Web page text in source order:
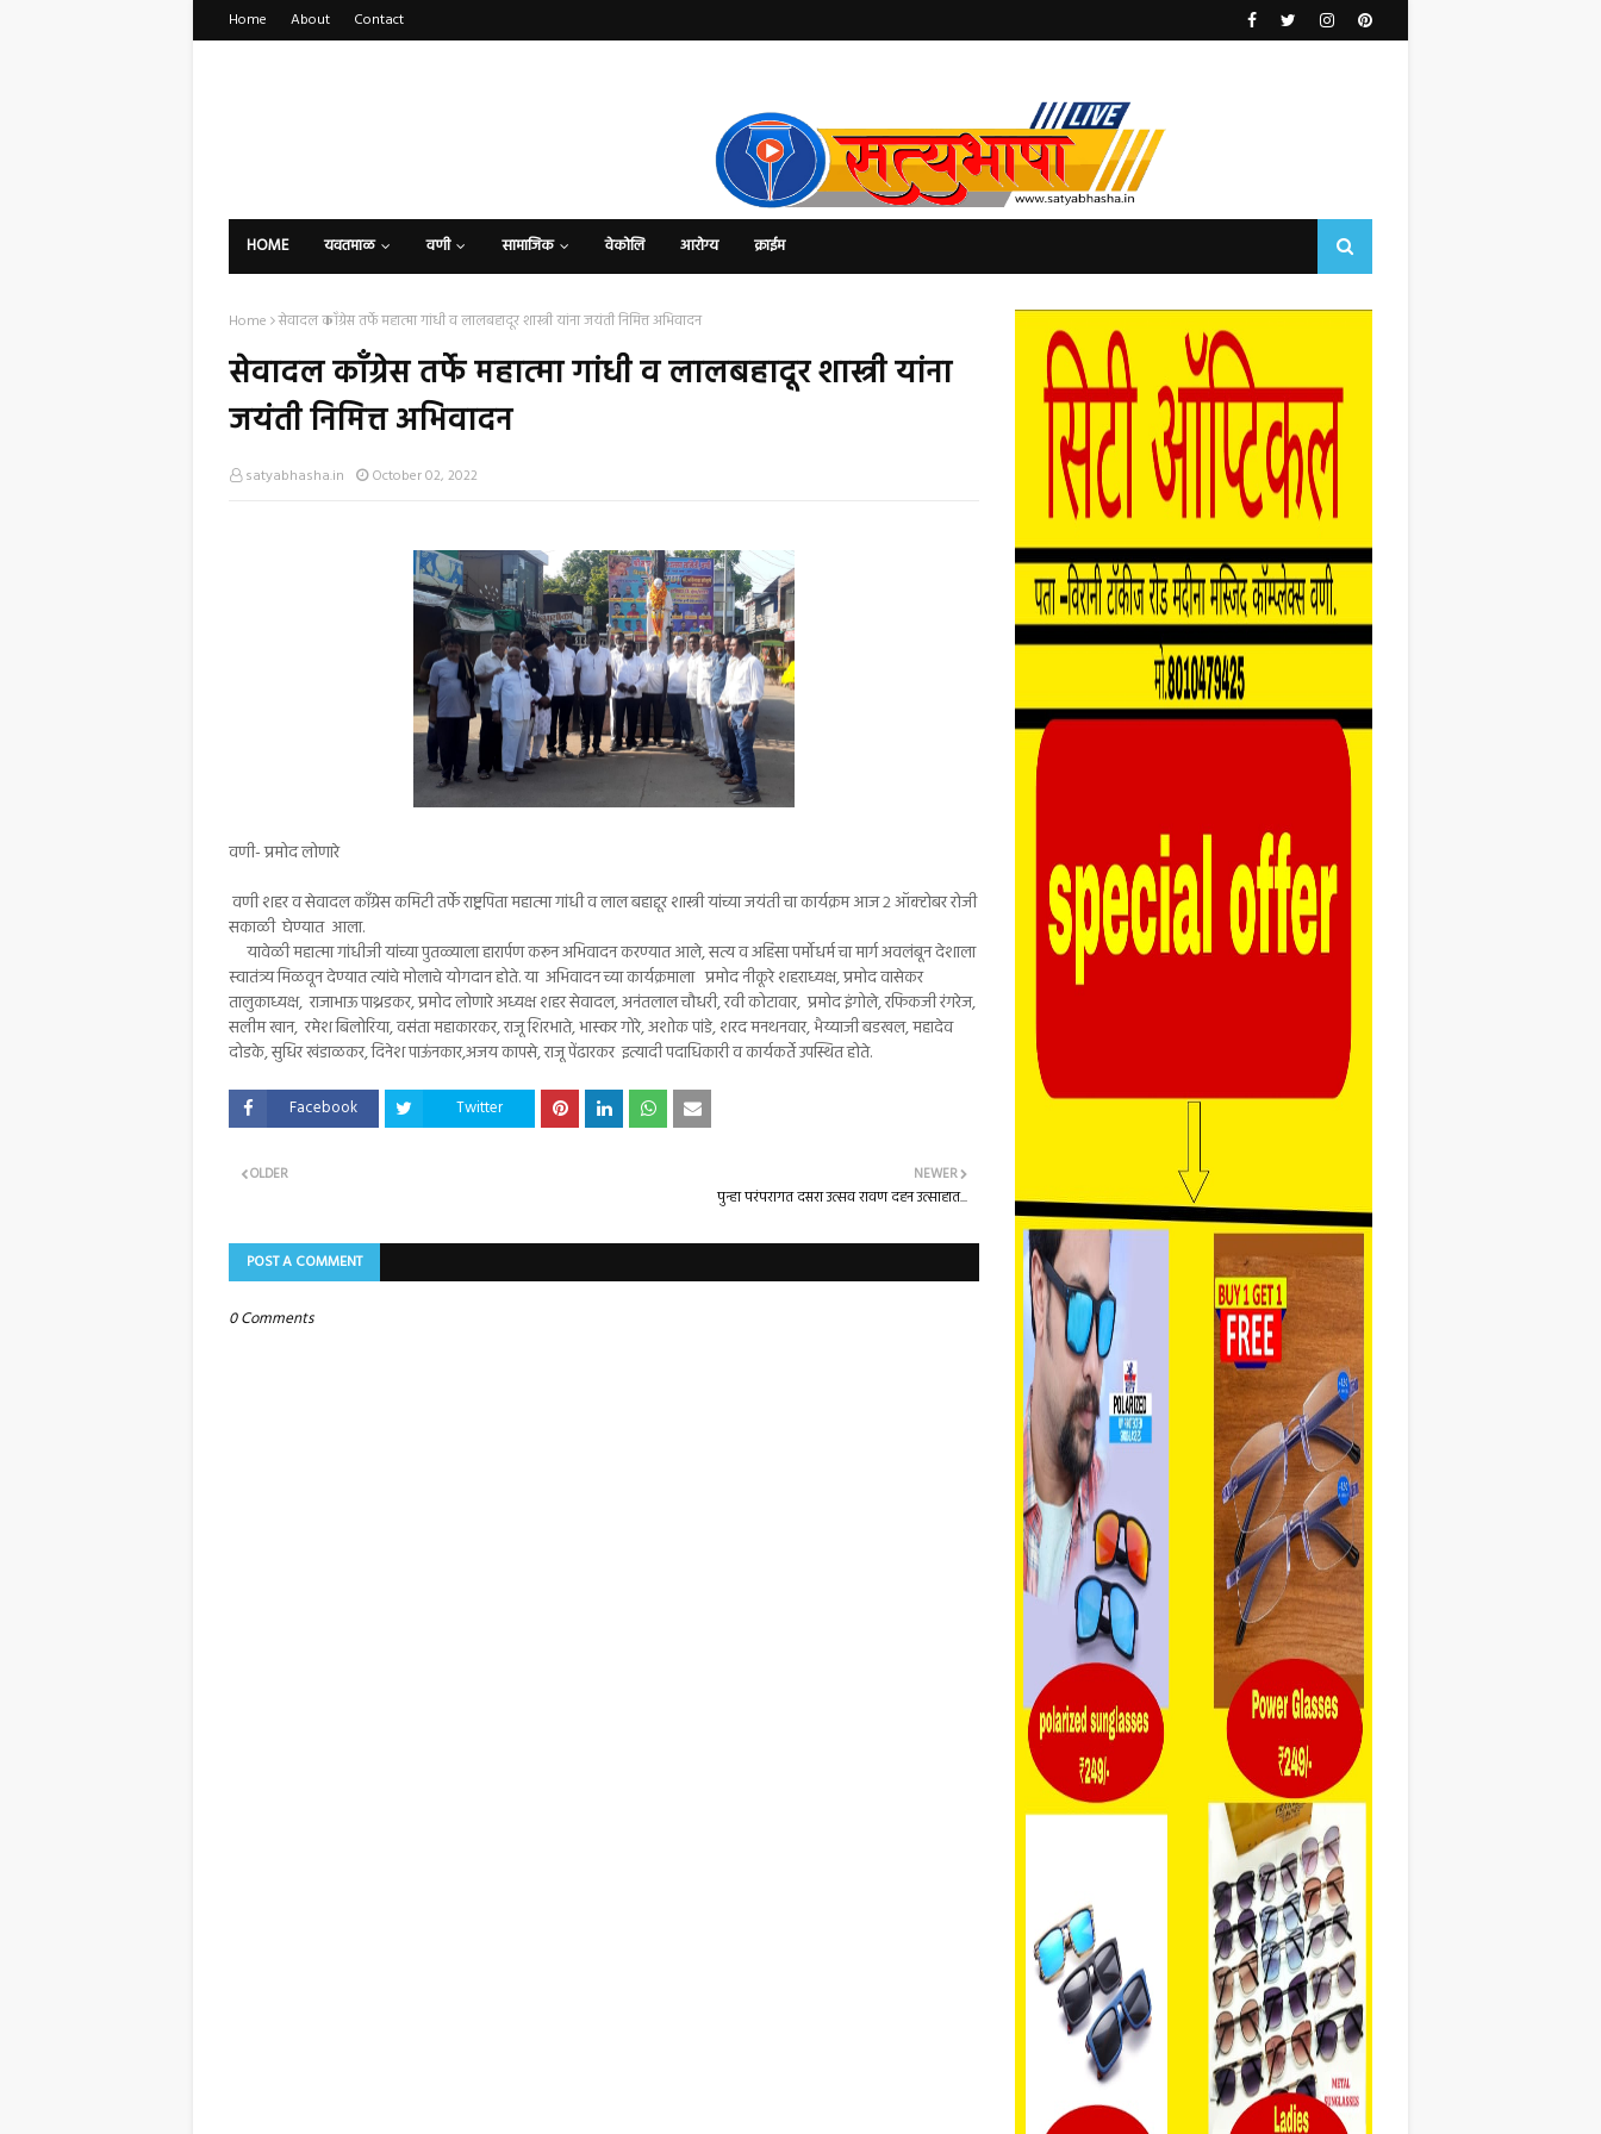
Home About Contact
HOME यवतमाळ वणी सामाजिक वेकोलि आरोग्य क्राईम
Home सेवादल कॉंग्रेस तर्फे महात्मा गांधी व लालबहादूर शास्त्री यांना जयंती निमित्त अभिवादन
सेवादल कॉंग्रेस तर्फे महात्मा गांधी व लालबहादूर शास्त्री यांना
जयंती निमित्त अभिवादन
satyabhasha.in October 02, 2022
वणी- प्रमोद लोणारे
वणी शहर व सेवादल काँग्रेस कमिटी तर्फे राष्ट्रपिता महात्मा गांधी व लाल बहाद्दूर शास्त्री यांच्या जयंती चा कार्यक्रम आज २ ऑक्टोबर रोजी
सकाळी घेण्यात आला.
यावेळी महात्मा गांधीजी यांच्या पुतळ्याला हारार्पण करून अभिवादन करण्यात आले, सत्य व अहिंसा पर्मोधर्म चा मार्ग अवलंबून देशाला
स्वातंत्र्य मिळवून देण्यात त्यांचे मोलाचे योगदान होते. या अभिवादन च्या कार्यक्रमाला प्रमोद नीकूरे शहराध्यक्ष, प्रमोद वासेकर
तालुकाध्यक्ष, राजाभाऊ पाथ्रडकर, प्रमोद लोणारे अध्यक्ष शहर सेवादल, अनंतलाल चौधरी, रवी कोटावार, प्रमोद इंगोले, रफिकजी रंगरेज,
सलीम खान, रमेश बिलोरिया, वसंता महाकारकर, राजू शिरभाते, भास्कर गोरे, अशोक पांडे, शरद मनथनवार, भैय्याजी बडखल, महादेव
दोडके, सुधिर खंडाळकर, दिनेश पाऊंनकार,अजय कापसे, राजू पेंढारकर इत्यादी पदाधिकारी व कार्यकर्ते उपस्थित होते.
Facebook Twitter
NEWER
पुन्हा परंपरागत दसरा उत्सव रावण दहन उत्साहात...
OLDER
POST A COMMENT
0 Comments